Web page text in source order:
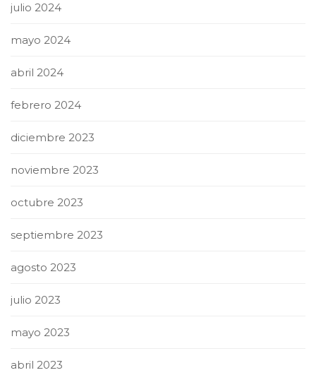
julio 2024
mayo 2024
abril 2024
febrero 2024
diciembre 2023
noviembre 2023
octubre 2023
septiembre 2023
agosto 2023
julio 2023
mayo 2023
abril 2023